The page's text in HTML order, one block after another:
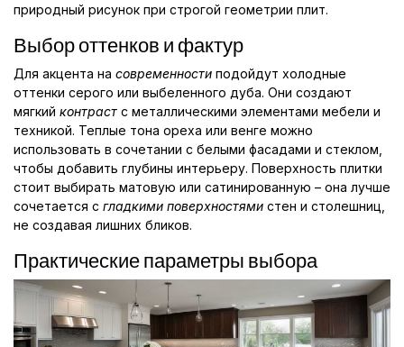
природный рисунок при строгой геометрии плит.
Выбор оттенков и фактур
Для акцента на современности подойдут холодные
оттенки серого или выбеленного дуба. Они создают
мягкий контраст с металлическими элементами мебели и
техникой. Теплые тона ореха или венге можно
использовать в сочетании с белыми фасадами и стеклом,
чтобы добавить глубины интерьеру. Поверхность плитки
стоит выбирать матовую или сатинированную – она лучше
сочетается с гладкими поверхностями стен и столешниц,
не создавая лишних бликов.
Практические параметры выбора